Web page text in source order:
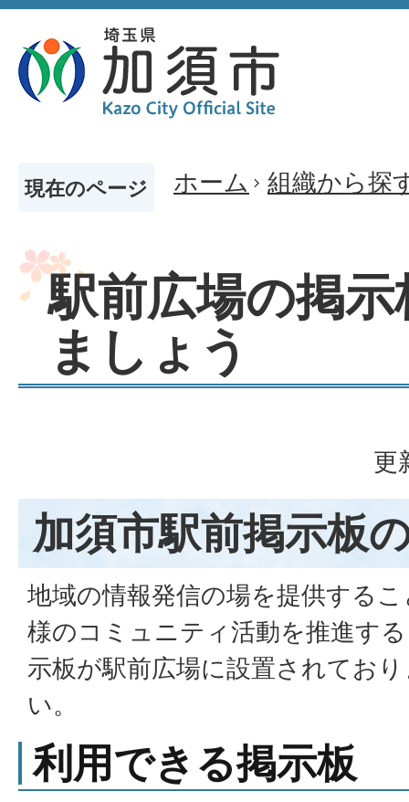
現在のページ ホーム 組織から探
駅前広場の掲
ましょう
更
加須市駅前掲示板
地域の情報発信の場を提供する
様のコミュニティ活動を推進す
示板が駅前広場に設置されてお
い。
利用できる掲示板